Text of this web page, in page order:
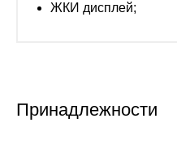
ЖКИ дисплей;
Принадлежности